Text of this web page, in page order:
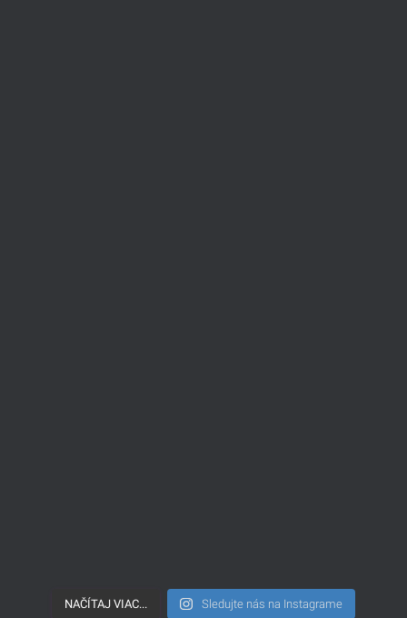
NAČÍTAJ VIAC... Sledujte nás na Instagrame